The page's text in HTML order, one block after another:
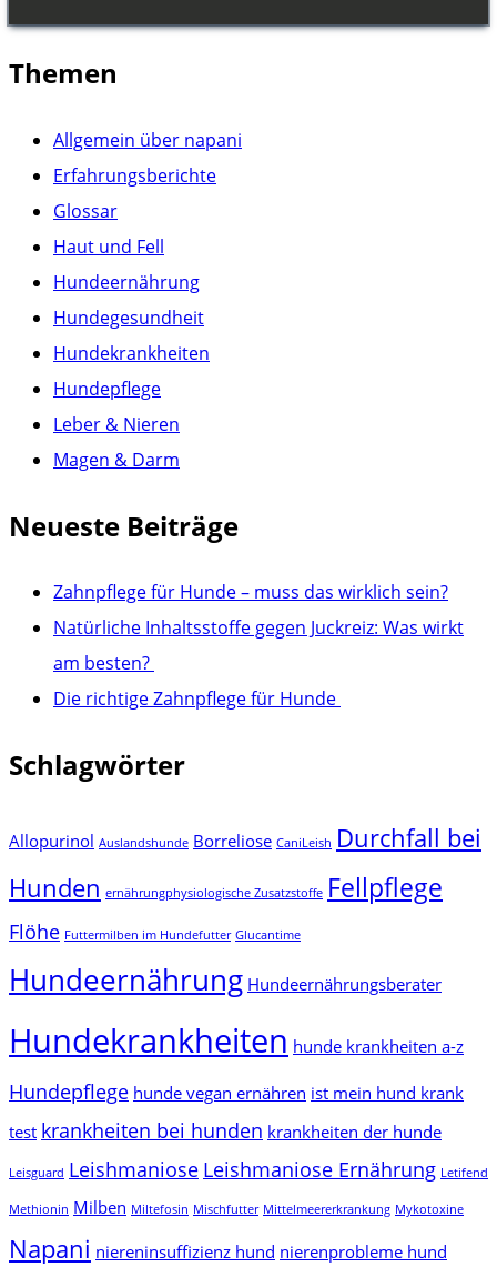
Themen
Allgemein über napani
Erfahrungsberichte
Glossar
Haut und Fell
Hundeernährung
Hundegesundheit
Hundekrankheiten
Hundepflege
Leber & Nieren
Magen & Darm
Neueste Beiträge
Zahnpflege für Hunde – muss das wirklich sein?
Natürliche Inhaltsstoffe gegen Juckreiz: Was wirkt
am besten?
Die richtige Zahnpflege für Hunde
Schlagwörter
Allopurinol Auslandshunde Borreliose CaniLeish Durchfall bei
Hunden ernährungphysiologische Zusatzstoffe Fellpflege
Flöhe Futtermilben im Hundefutter Glucantime
Hundeernährung Hundeernährungsberater
Hundekrankheiten hunde krankheiten a-z
Hundepflege hunde vegan ernähren ist mein hund krank
test krankheiten bei hunden krankheiten der hunde
Leisguard Leishmaniose Leishmaniose Ernährung Letifend
Methionin Milben Miltefosin Mischfutter Mittelmeererkrankung Mykotoxine
Napani niereninsuffizienz hund nierenprobleme hund